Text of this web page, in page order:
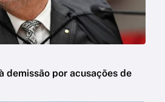
demissão por acusações de